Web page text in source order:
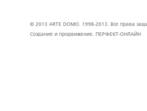
© 2013 ARTE DOMO. 1998-2013. Все права
Создание и продвижение.
ПЕРФЕКТ-ОНЛАЙН